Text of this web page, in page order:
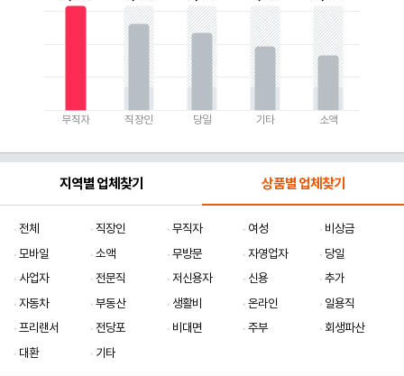
무직자 직장인 당일 기타 소액
지역별 업체찾기 상품별 업체찾기
전체 직장인 무직자 여성
비상금
모바일
소액 무방문 자영업자
당일
사업자
전문직 저신용자 신용
추가
자동차
부동산 생활비 온라인
일용직
프리랜서
전당포 비대면 주부
회생파산
대환
기타